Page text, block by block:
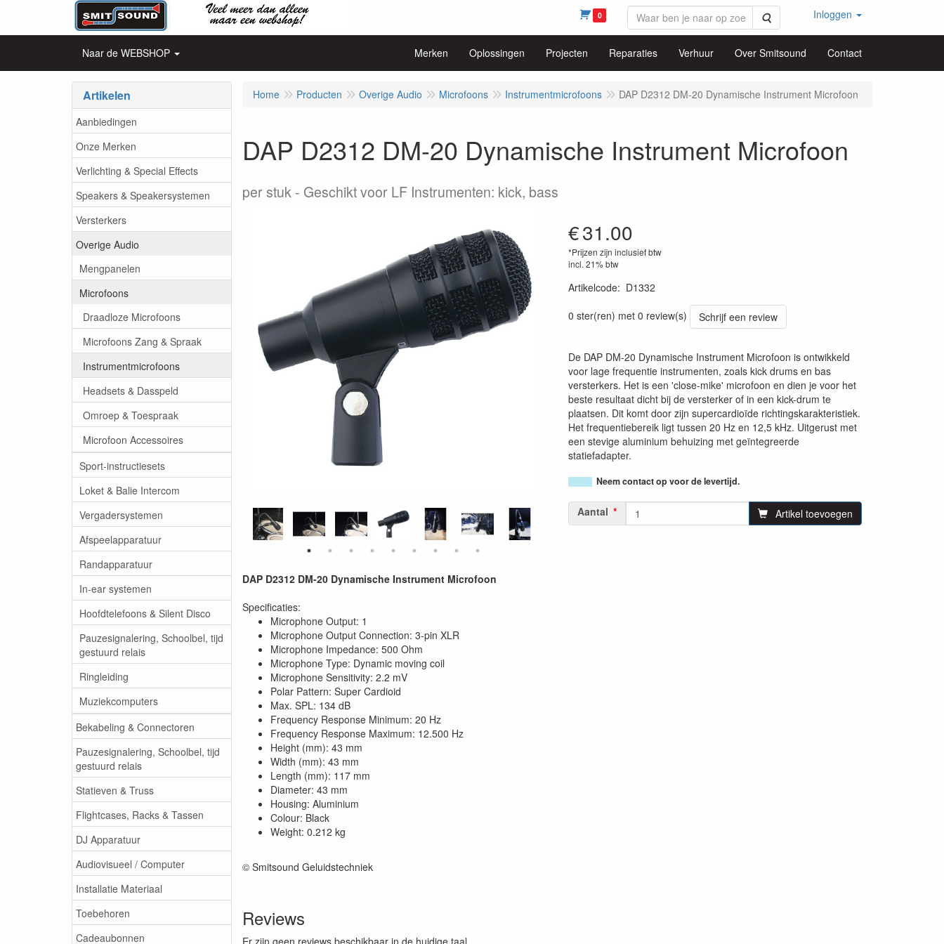
0 Zoeken Inloggen
Naar de WEBSHOP Merken Oplossingen Projecten Reparaties Verhuur Over Smitsound Contact
Artikelen
Aanbiedingen
Onze Merken
Verlichting & Special Effects
Speakers & Speakersystemen
Versterkers
Overige Audio
Mengpanelen
Microfoons
Draadloze Microfoons
Microfoons Zang & Spraak
Instrumentmicrofoons
Headsets & Dasspeld
Omroep & Toespraak
Microfoon Accessoires
Sport-instructiesets
Loket & Balie Intercom
Vergadersystemen
Afspeelapparatuur
Randapparatuur
In-ear systemen
Hoofdtelefoons & Silent Disco
Pauzesignalering, Schoolbel, tijd
gestuurd relais
Ringleiding
Muziekcomputers
Bekabeling & Connectoren
Pauzesignalering, Schoolbel, tijd
gestuurd relais
Statieven & Truss
Flightcases, Racks & Tassen
DJ Apparatuur
Audiovisueel / Computer
Installatie Materiaal
Toebehoren
Cadeaubonnen
Home Producten Overige Audio Microfoons Instrumentmicrofoons DAP D2312 DM-20 Dynamische Instrument Microfoon
DAP D2312 DM-20 Dynamische Instrument Microfoon
per stuk Geschikt voor LF Instrumenten: kick, bass
€31.00
*Prijzen zijn inclusief btw
incl. 21% btw
Artikelcode: D1332
0 ster(ren) met 0 review(s)
Schrijf een review
De DAP DM-20 Dynamische Instrument Microfoon is ontwikkeld
voor lage frequentie instrumenten, zoals kick drums en bas
versterkers. Het is een 'close-mike' microfoon en dien je voor het
beste resultaat dicht bij de versterker of in een kick-drum te
plaatsen. Dit komt door zijn supercardioïde richtingskarakteristiek.
Het frequentiebereik ligt tussen 20 Hz en 12,5 kHz. Uitgerust met
een stevige aluminium behuizing met geïntegreerde
statiefadapter.
Neem contact op voor de levertijd.
Aantal Artikel toevoegen
DAP D2312 DM-20 Dynamische Instrument Microfoon
Specificaties:
Microphone Output: 1
Microphone Output Connection: 3-pin XLR
Microphone Impedance: 500 Ohm
Microphone Type: Dynamic moving coil
Microphone Sensitivity: 2.2 mV
Polar Pattern: Super Cardioid
Max. SPL: 134 dB
Frequency Response Minimum: 20 Hz
Frequency Response Maximum: 12.500 Hz
Height (mm): 43 mm
Width (mm): 43 mm
Length (mm): 117 mm
Diameter: 43 mm
Housing: Aluminium
Colour: Black
Weight: 0.212 kg
© Smitsound Geluidstechniek
Reviews
Er zijn geen reviews beschikbaar in de huidige taal